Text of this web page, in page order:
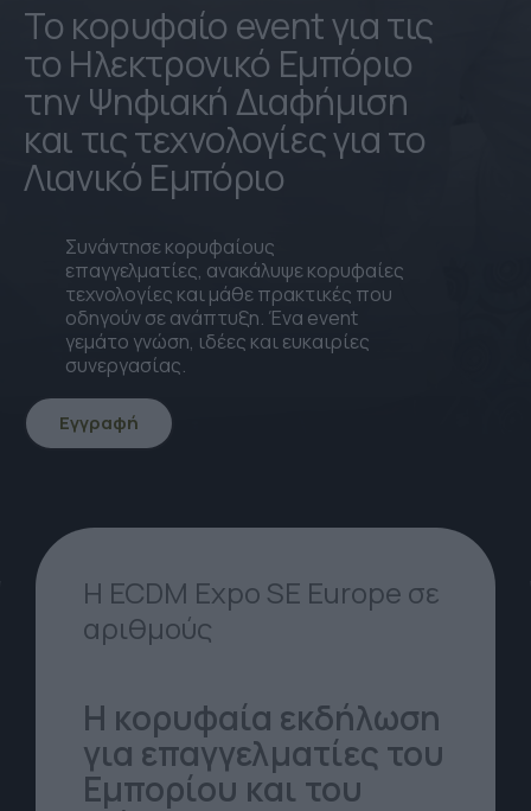
Το κορυφαίο event για τις
το Ηλεκτρονικό Εμπόριο
την Ψηφιακή Διαφήμιση
και τις τεχνολογίες για το
Λιανικό Εμπόριο
Συνάντησε κορυφαίους
επαγγελματίες, ανακάλυψε κορυφαίες
τεχνολογίες και μάθε πρακτικές που
οδηγούν σε ανάπτυξη. Ένα event
γεμάτο γνώση, ιδέες και ευκαιρίες
συνεργασίας.
Εγγραφή
Η ECDM Expo SE Europe σε
αριθμούς
Η κορυφαία εκδήλωση
για επαγγελματίες του
Εμπορίου και του